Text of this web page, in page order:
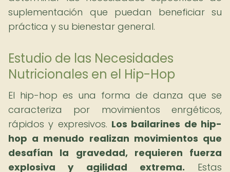
suplementación que puedan beneficiar su
práctica y su bienestar general.
Estudio de las Necesidades
Nutricionales en el Hip-Hop
El hip-hop es una forma de danza que se
caracteriza por movimientos enrgéticos,
rápidos y expresivos. Los bailarines de hip-
hop a menudo realizan movimientos que
desafían la gravedad, requieren fuerza
explosiva y agilidad extrema. Estas